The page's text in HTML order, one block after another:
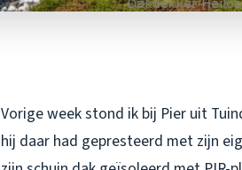
Vorige week stond ik bij Pier uit
hij daar had gepresteerd met zijn